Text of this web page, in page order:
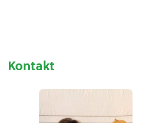
Kontakt